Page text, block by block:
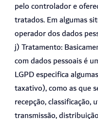
pelo controlador e
tratados. Em algumas
operador dos dados
j) Tratamento:
com dados pessoais é
LGPD especifica
taxativo), como as que
recepção, classificação,
transmissão,